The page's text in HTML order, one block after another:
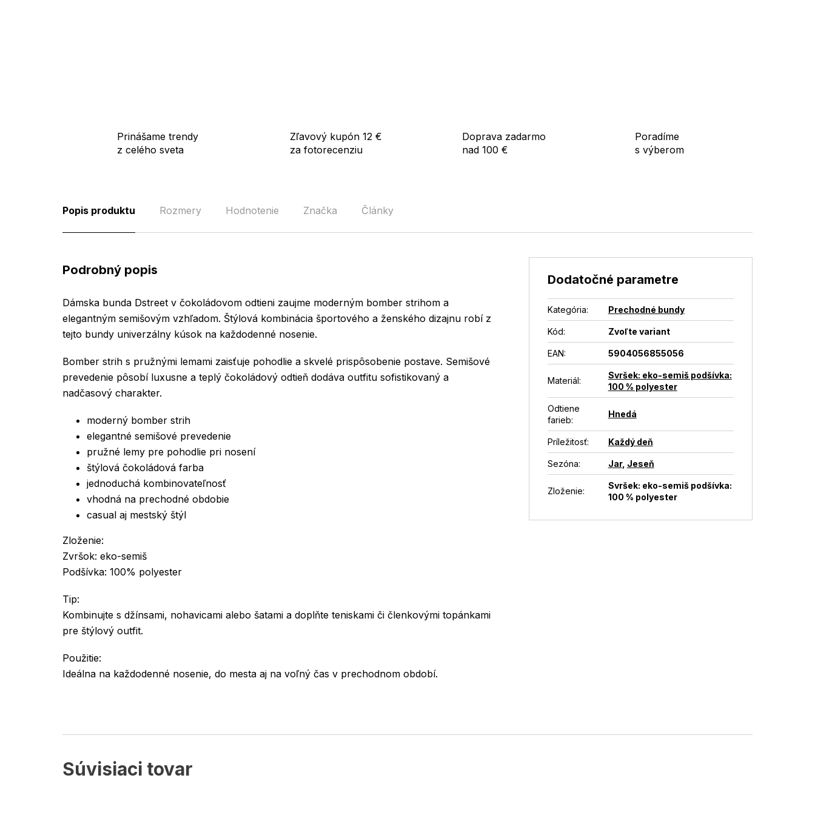
Prinášame trendy
z celého sveta
Zľavový kupón 12 €
za fotorecenziu
Doprava zadarmo
nad 100 €
Poradíme
s výberom
Súvisiaci tovar
Popis produktu Rozmery Hodnotenie Značka Články
Podrobný popis
Dámska bunda Dstreet v čokoládovom odtieni zaujme moderným bomber strihom a
elegantným semišovým vzhľadom. Štýlová kombinácia športového a ženského dizajnu robí z
tejto bundy univerzálny kúsok na každodenné nosenie.
Bomber strih s pružnými lemami zaisťuje pohodlie a skvelé prispôsobenie postave. Semišové
prevedenie pôsobí luxusne a teplý čokoládový odtieň dodáva outfitu sofistikovaný a
nadčasový charakter.
moderný bomber strih
elegantné semišové prevedenie
pružné lemy pre pohodlie pri nosení
štýlová čokoládová farba
jednoduchá kombinovateľnosť
vhodná na prechodné obdobie
casual aj mestský štýl
Zloženie:
Zvršok: eko-semiš
Podšívka: 100% polyester
Tip:
Kombinujte s džínsami, nohavicami alebo šatami a doplňte teniskami či členkovými topánkami
pre štýlový outfit.
Použitie:
Ideálna na každodenné nosenie, do mesta aj na voľný čas v prechodnom období.
Dodatočné parametre
Kategória: Prechodné bundy
Kód: Zvoľte variant
EAN: 5904056855056
Materiál:
Svršek: eko-semiš podšívka:
100 % polyester
Odtiene
farieb:
Hnedá
Príležitosť: Každý deň
Sezóna: Jar, Jeseň
Zloženie:
Svršek: eko-semiš podšívka:
100 % polyester